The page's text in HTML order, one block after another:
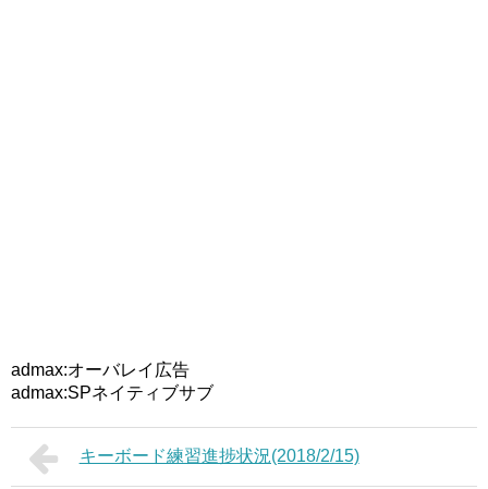
admax:オーバレイ広告
admax:SPネイティブサブ
キーボード練習進捗状況(2018/2/15)